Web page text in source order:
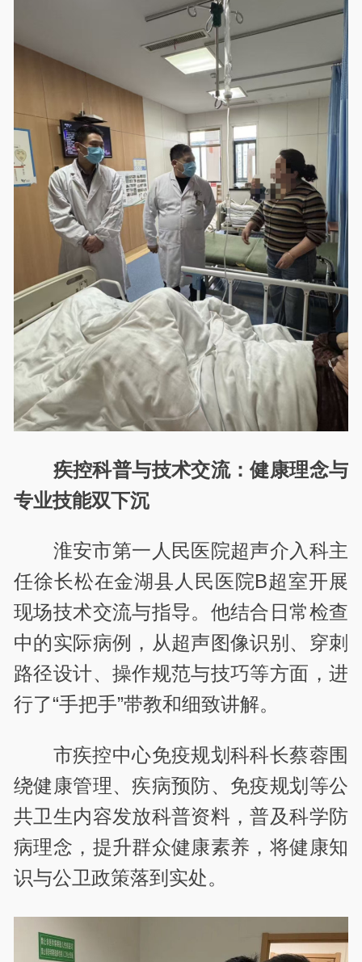
疾控科普与技术交流：健康理念与
专业技能双下沉
淮安市第一人民医院超声介入科主
任徐长松在金湖县人民医院B超室开展
现场技术交流与指导。他结合日常检查
中的实际病例，从超声图像识别、穿刺
路径设计、操作规范与技巧等方面，进
行了“手把手”带教和细致讲解。
市疾控中心免疫规划科科长蔡蓉围
绕健康管理、疾病预防、免疫规划等公
共卫生内容发放科普资料，普及科学防
病理念，提升群众健康素养，将健康知
识与公卫政策落到实处。